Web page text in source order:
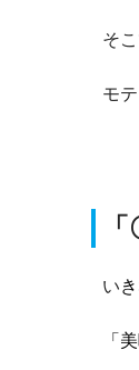
そ
モ
い
「